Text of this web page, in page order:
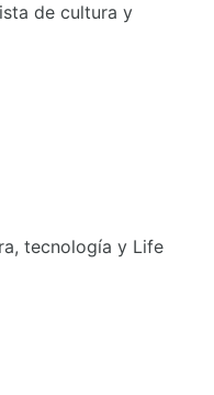
de cultura y
tecnología y Life